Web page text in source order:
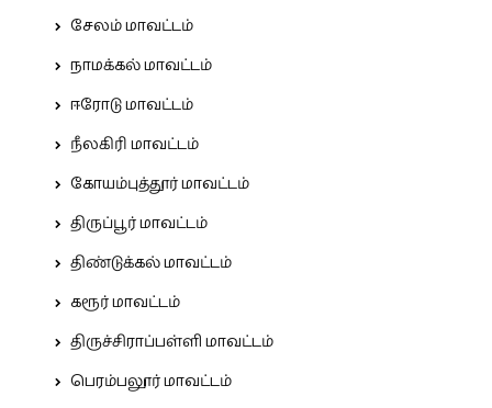
சேலம் மாவட்டம்
நாமக்கல் மாவட்டம்
ஈரோடு மாவட்டம்
நீலகிரி மாவட்டம்
கோயம்புத்தூர் மாவட்டம்
திருப்பூர் மாவட்டம்
திண்டுக்கல் மாவட்டம்
கரூர் மாவட்டம்
திருச்சிராப்பள்ளி மாவட்டம்
பெரம்பலூர் மாவட்டம்